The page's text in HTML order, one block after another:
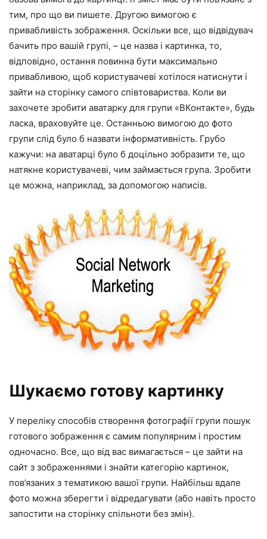
тим, про що ви пишете. Другою вимогою є
привабливість зображення. Оскільки все, що відвідувач
бачить про вашій групі, – це назва і картинка, то,
відповідно, остання повинна бути максимально
привабливою, щоб користувачеві хотілося натиснути і
зайти на сторінку самого співтовариства. Коли ви
захочете зробити аватарку для групи «ВКонтакте», будь
ласка, враховуйте це. Останньою вимогою до фото
групи слід було б назвати інформативність. Грубо
кажучи: на аватарці було б доцільно зобразити те, що
натякне користувачеві, чим займається група. Зробити
це можна, наприклад, за допомогою написів.
Шукаємо готову картинку
У переліку способів створення фотографії групи пошук
готового зображення є самим популярним і простим
одночасно. Все, що від вас вимагається – це зайти на
сайт з зображеннями і знайти категорію картинок,
пов’язаних з тематикою вашої групи. Найбільш вдале
фото можна зберегти і відредагувати (або навіть просто
запостити на сторінку спільноти без змін).